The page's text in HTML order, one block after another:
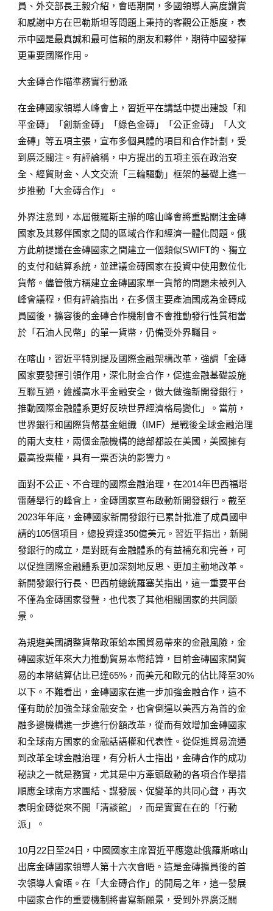
員、外交部長王毅介紹，會晤期間，多國領導人高度讚賞
和感謝中方在巴勒斯坦等問題上秉持的客觀公正態度，表
示中國是最真誠和最可信賴的朋友和夥伴，期待中國發揮
更重要國際作用。
大金磚合作瞄準務實行動派
在金磚國家領導人峰會上，習近平在講話中提出建設「和
平金磚」「創新金磚」「綠色金磚」「公正金磚」「人文
金磚」等五項主張，宣布多個具體的項目和合作計劃，受
到廣泛關注。有評論稱，中方提出的五項主張在政治安
全、經貿財金、人文交流「三輪驅動」框架的基礎上進一
步推動「大金磚合作」。
外界注意到，本屆俄羅斯主辦的喀山峰會將重點關注金磚
國家及其夥伴國家之間的區域合作和經濟一體化問題。俄
方此前提議在金磚國家之間建立一個類似SWIFT的、獨立
的支付和結算系統，並建議金磚國家在投資中使用數位化
貨幣。儘管俄方稱建立金磚國家單一貨幣的問題未被列入
峰會議程，但有評論指出，在多個主要產油國成為金磚成
員國後，擴容後的金磚合作機制會不會推動發行性質相當
於「石油人民幣」的單一貨幣，仍備受外界矚目。
在喀山，習近平特別提及國際金融架構改革，強調「金磚
國家要發揮引領作用，深化財金合作，促進金融基礎設施
互聯互通，維護高水平金融安全，做大做強新開發銀行，
推動國際金融體系更好反映世界經濟格局變化」。當前，
世界銀行和國際貨幣基金組織（IMF）是戰後全球金融治理
的兩大支柱，兩個金融機構的總部都設在美國，美國擁有
最高投票權，具有一票否決的影響力。
面對不公正、不合理的國際金融治理，在2014年巴西福塔
雷薩舉行的峰會上，金磚國家宣布啟動新開發銀行。截至
2023年年底，金磚國家新開發銀行已累計批准了成員國申
請的105個項目，總投資達350億美元。習近平指出，新開
發銀行的成立，是對既有金融體系的有益補充和完善，可
以促進國際金融體系更加深刻地反思、更加主動地改革。
新開發銀行行長、巴西前總統羅塞芙指出，這一重要平台
不僅為金磚國家發聲，也代表了其他相關國家的共同願
景。
為規避美國調整貨幣政策給本國貿易帶來的金融風險，金
磚國家近年來大力推動貿易本幣結算，目前金磚國家間貿
易的本幣結算佔比已達65%，而美元和歐元的佔比降至30%
以下。不難看出，金磚國家在進一步加強金融合作，這不
僅有助於加強全球金融安全，也會倒逼以美西方為首的金
融多邊機構進一步進行份額改革，從而有效增加金磚國家
和全球南方國家的金融話語權和代表性。從促進貿易流通
到改革全球金融治理，有分析人士指出，金磚合作的成功
秘訣之一就是務實，尤其是中方牽頭啟動的各項合作舉措
順應全球南方求團結、謀發展、促變革的共同心聲，再次
表明金磚從來不開「清談館」，而是實實在在的「行動
派」。
10月22日至24日，中國國家主席習近平應邀赴俄羅斯喀山
出席金磚國家領導人第十六次會晤。這是金磚擴員後的首
次領導人會晤。在「大金磚合作」的開局之年，這一發展
中國家合作的重要機制將書寫新願景，受到外界廣泛關